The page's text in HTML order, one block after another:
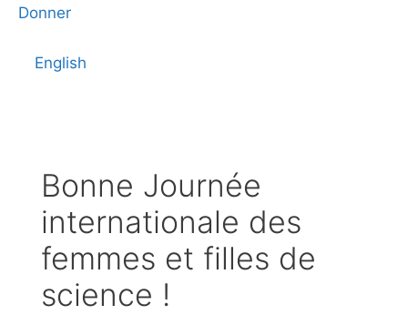
Donner
English
Bonne Journée
internationale des
femmes et filles de
science !